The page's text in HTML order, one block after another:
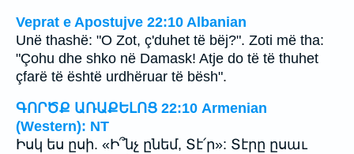
Veprat e Apostujve 22:10 Albanian
Unë thashë: "O Zot, ç'duhet të bëj?". Zoti më tha:
"Çohu dhe shko në Damask! Atje do të të thuhet
çfarë të është urdhëruar të bësh".
ԳՈՐԾՔ ԱՌԱՔԵԼՈՑ 22:10 Armenian
(Western): NT
Իսկ ես ըսի. «Ի՞նչ ընեմ, Տէ՛ր»: Տէրը ըսաւ